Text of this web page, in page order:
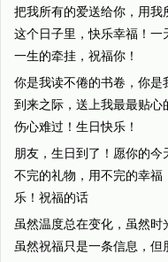
把我所有的爱送给你，用我
这个日子里，快乐幸福！
一生的牵挂，祝福你！
你是我读不倦的书卷，你是
到来之际，送上我最最贴
伤心难过！生日快乐！
朋友，生日到了！愿你的
不完的礼物，用不完的幸
乐！祝福的话
虽然温度总在变化，虽然时
虽然祝福只是一条信息，但